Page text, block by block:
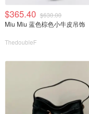
$365.40 $630.00
Miu Miu 蓝色棕色小牛皮吊饰
ThedoubleF